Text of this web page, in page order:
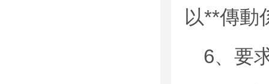
以**傳動
6、要